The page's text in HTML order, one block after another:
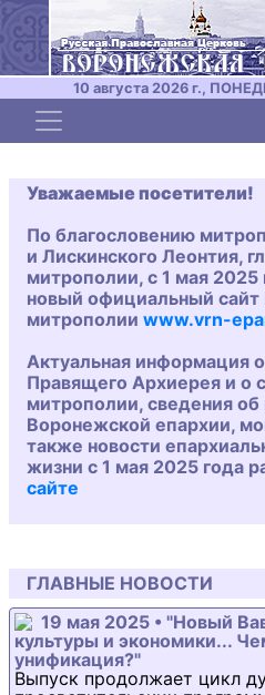
10 августа 2026 г.,
Toggle navigation
Уважаемые посетители!
По благословению
и Лискинского Леонтия,
митрополии, с 1 мая 2025
новый официальный
митрополии www.vrn-
Актуальная информация
Правящего Архиерея и о
митрополии, сведения об
Воронежской епархии,
также новости
жизни с 1 мая 2025 года
сайте
ГЛАВНЫЕ НОВОСТИ
19 мая 2025 • "Новый
культуры и экономики...
унификация?"
Выпуск продолжает цикл